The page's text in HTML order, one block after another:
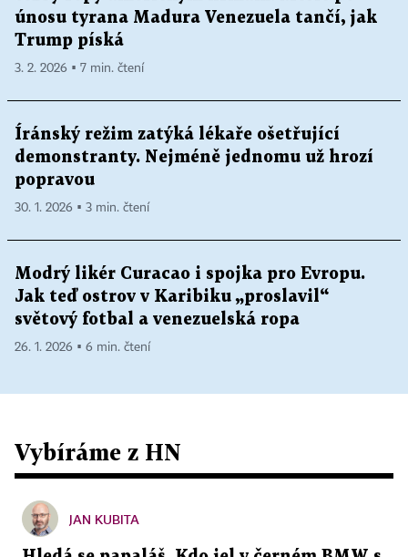
únosu tyrana Madura Venezuela tančí, jak
Trump píská
3. 2. 2026 ▪ 7 min. čtení
Íránský režim zatýká lékaře ošetřující
demonstranty. Nejméně jednomu už hrozí
popravou
30. 1. 2026 ▪ 3 min. čtení
Modrý likér Curacao i spojka pro Evropu.
Jak teď ostrov v Karibiku „proslavil“
světový fotbal a venezuelská ropa
26. 1. 2026 ▪ 6 min. čtení
Vybíráme z HN
JAN KUBITA